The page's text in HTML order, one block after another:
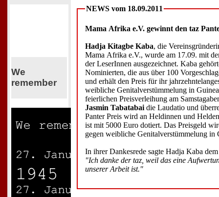
We
remember
NEWS vom 18.09.2011
Mama Afrika e.V. gewinnt den taz
Hadja Kitagbe Kaba, die
Mama Afrika e.V., wurde am 17.09. mit
der LeserInnen ausgezeichnet. Kaba
Nominierten, die aus über 100
und erhält den Preis für ihr
weibliche Genitalverstümmelung in
feierlichen Preisverleihung am
Jasmin Tabatabai die Laudatio und
Panter Preis wird an Heldinnen und
ist mit 5000 Euro dotiert. Das Preisgeld
gegen weibliche Genitalverstümmelung in
In ihrer Dankesrede sagte Hadja Kaba
"Ich danke der taz, weil das eine
unserer Arbeit ist."